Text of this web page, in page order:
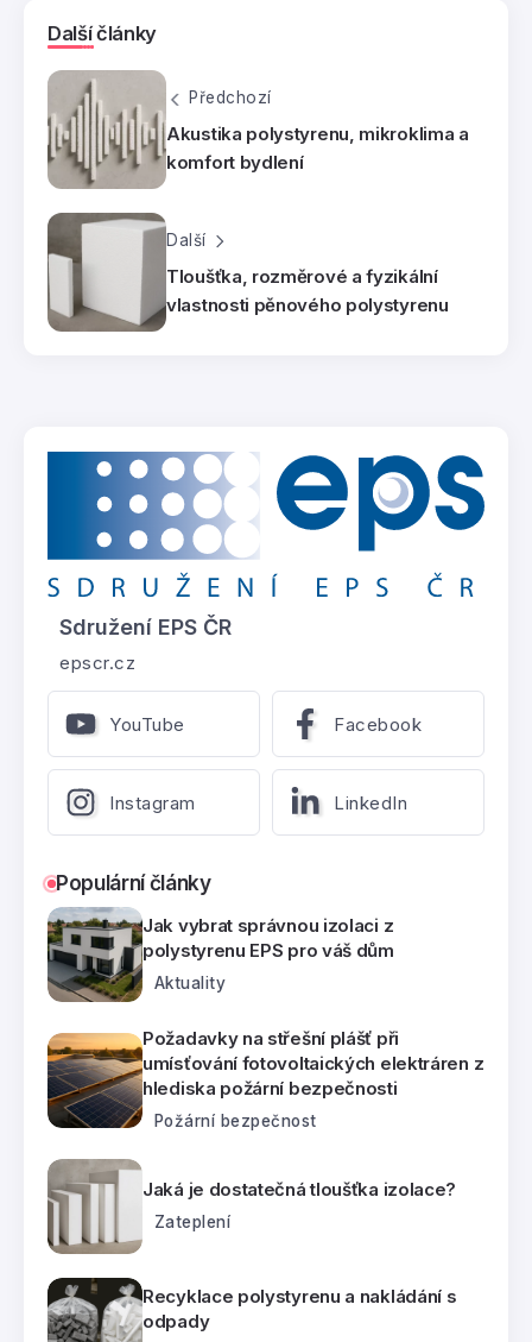
Další články
Předchozí
Akustika polystyrenu, mikroklima a
komfort bydlení
Další
Tloušťka, rozměrové a fyzikální
vlastnosti pěnového polystyrenu
Sdružení EPS ČR
epscr.cz
YouTube Facebook
Instagram LinkedIn
Populární články
Jak vybrat správnou izolaci z
polystyrenu EPS pro váš dům
Aktuality
Požadavky na střešní plášť při
umísťování fotovoltaických elektráren z
hlediska požární bezpečnosti
Požární bezpečnost
Jaká je dostatečná tloušťka izolace?
Zateplení
Recyklace polystyrenu a nakládání s
odpady